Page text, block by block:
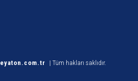
leyaton.com.tr | Tüm hakları saklıdır.